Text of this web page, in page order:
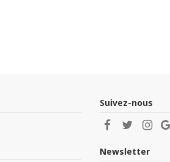
Suivez-nous
Newsletter